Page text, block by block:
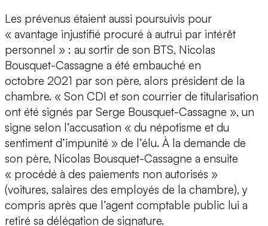
Les prévenus étaient aussi poursuivis pour
« avantage injustifié procuré à autrui par intérêt
personnel » : au sortir de son BTS, Nicolas
Bousquet-Cassagne a été embauché en
octobre 2021 par son père, alors président de la
chambre. « Son CDI et son courrier de titularisation
ont été signés par Serge Bousquet-Cassagne », un
signe selon l’accusation « du népotisme et du
sentiment d’impunité » de l’élu. À la demande de
son père, Nicolas Bousquet-Cassagne a ensuite
« procédé à des paiements non autorisés »
(voitures, salaires des employés de la chambre), y
compris après que l’agent comptable public lui a
retiré sa délégation de signature.